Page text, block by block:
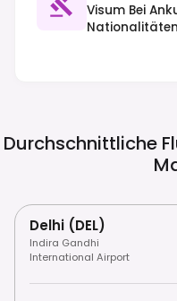
Visum Bei
Durchschnittliche
Delhi (DEL)
Indira Gandhi
International Airport